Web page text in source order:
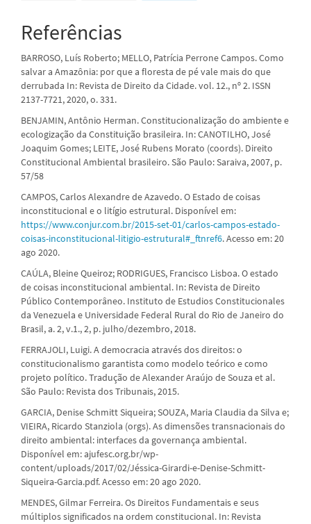
Referências
BARROSO, Luís Roberto; MELLO, Patrícia Perrone Campos. Como
salvar a Amazônia: por que a floresta de pé vale mais do que
derrubada In: Revista de Direito da Cidade. vol. 12., nº 2. ISSN
2137-7721, 2020, o. 331.
BENJAMIN, Antônio Herman. Constitucionalização do ambiente e
ecologização da Constituição brasileira. In: CANOTILHO, José
Joaquim Gomes; LEITE, José Rubens Morato (coords). Direito
Constitucional Ambiental brasileiro. São Paulo: Saraiva, 2007, p.
57/58
CAMPOS, Carlos Alexandre de Azavedo. O Estado de coisas
inconstitucional e o litígio estrutural. Disponível em:
https://www.conjur.com.br/2015-set-01/carlos-campos-estado-
coisas-inconstitucional-litigio-estrutural#_ftnref6. Acesso em: 20
ago 2020.
CAÚLA, Bleine Queiroz; RODRIGUES, Francisco Lisboa. O estado
de coisas inconstitucional ambiental. In: Revista de Direito
Público Contemporâneo. Instituto de Estudios Constitucionales
da Venezuela e Universidade Federal Rural do Rio de Janeiro do
Brasil, a. 2, v.1., 2, p. julho/dezembro, 2018.
FERRAJOLI, Luigi. A democracia através dos direitos: o
constitucionalismo garantista como modelo teórico e como
projeto político. Tradução de Alexander Araújo de Souza et al.
São Paulo: Revista dos Tribunais, 2015.
GARCIA, Denise Schmitt Siqueira; SOUZA, Maria Claudia da Silva e;
VIEIRA, Ricardo Stanziola (orgs). As dimensões transnacionais do
direito ambiental: interfaces da governança ambiental.
Disponível em: ajufesc.org.br/wp-
content/uploads/2017/02/Jéssica-Girardi-e-Denise-Schmitt-
Siqueira-Garcia.pdf. Acesso em: 20 ago 2020.
MENDES, Gilmar Ferreira. Os Direitos Fundamentais e seus
múltiplos significados na ordem constitucional. In: Revista